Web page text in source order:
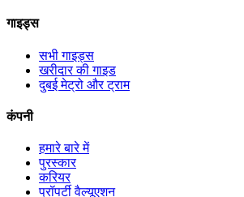
गाइड्स
सभी गाइड्स
खरीदार की गाइड
दुबई मेट्रो और ट्राम
कंपनी
हमारे बारे में
पुरस्कार
करियर
प्रॉपर्टी वैल्यूएशन